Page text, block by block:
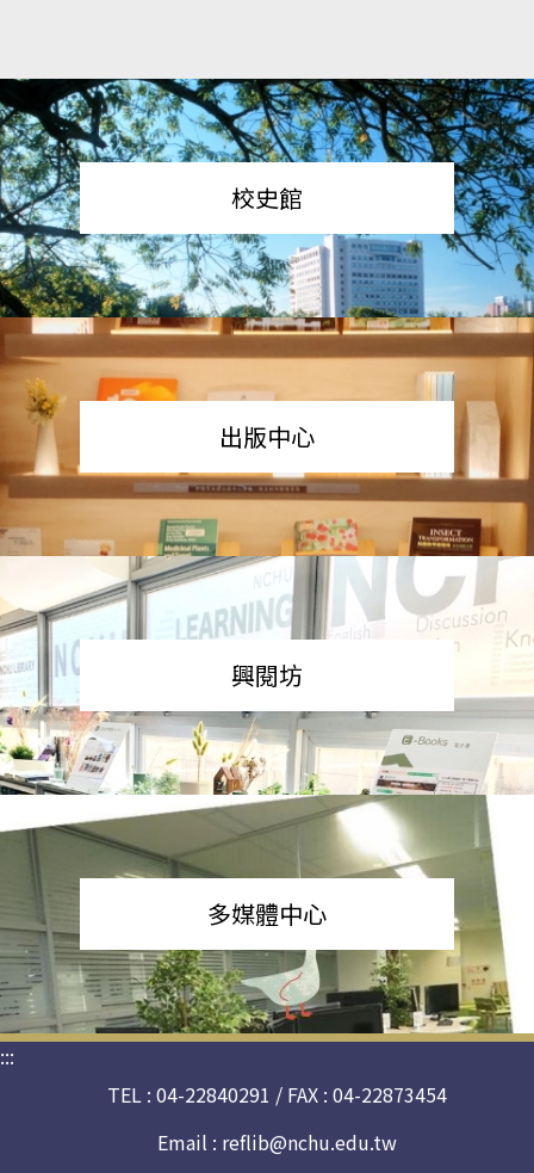
校史館
出版中心
興閱坊
多媒體中心
:::
TEL : 04-22840291 / FAX : 04-22873454
Email : reflib@nchu.edu.tw